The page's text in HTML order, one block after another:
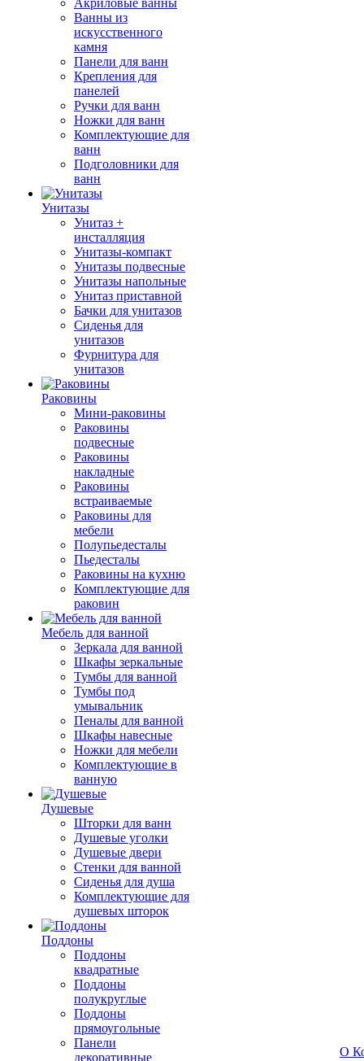
Акриловые ванны
Ванны из
искусственного
камня
Панели для ванн
Крепления для
панелей
Ручки для ванн
Ножки для ванн
Комплектующие для
ванн
Подголовники для
ванн
Унитазы
Унитаз +
инсталляция
Унитазы-компакт
Унитазы подвесные
Унитазы напольные
Унитаз приставной
Бачки для унитазов
Сиденья для
унитазов
Фурнитура для
унитазов
Раковины
Мини-раковины
Раковины
подвесные
Раковины
накладные
Раковины
встраиваемые
Раковины для
мебели
Полупьедесталы
Пьедесталы
Раковины на кухню
Комплектующие для
раковин
Мебель для ванной
Зеркала для ванной
Шкафы зеркальные
Тумбы для ванной
Тумбы под
умывальник
Пеналы для ванной
Шкафы навесные
Ножки для мебели
Комплектующие в
ванную
Душевые
Шторки для ванн
Душевые уголки
Душевые двери
Стенки для ванной
Сиденья для душа
Комплектующие для
душевых шторок
Поддоны
Поддоны
квадратные
Поддоны
полукруглые
Поддоны
прямоугольные
Панели
декоративные
О